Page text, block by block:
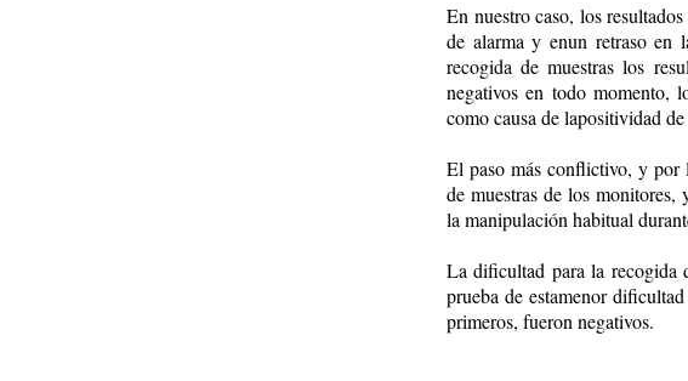
En nuestro caso, los
de alarma y enun retraso en
recogida de muestras los
negativos en todo momento,
como causa de lapositividad
El paso más conflictivo, y por
de muestras de los monitores,
la manipulación habitual
La dificultad para la recogida
prueba de estamenor
primeros, fueron negativos.